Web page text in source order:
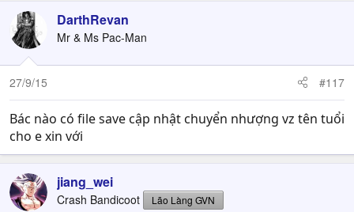
DarthRevan
Mr & Ms Pac-Man
27/9/15 #117
Bác nào có file save cập nhật chuyển nhượng vz tên tuổi
cho e xin với
jiang_wei
Crash Bandicoot Lão Làng GVN